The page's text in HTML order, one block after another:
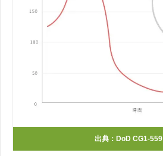
出典： DoD CG1-559